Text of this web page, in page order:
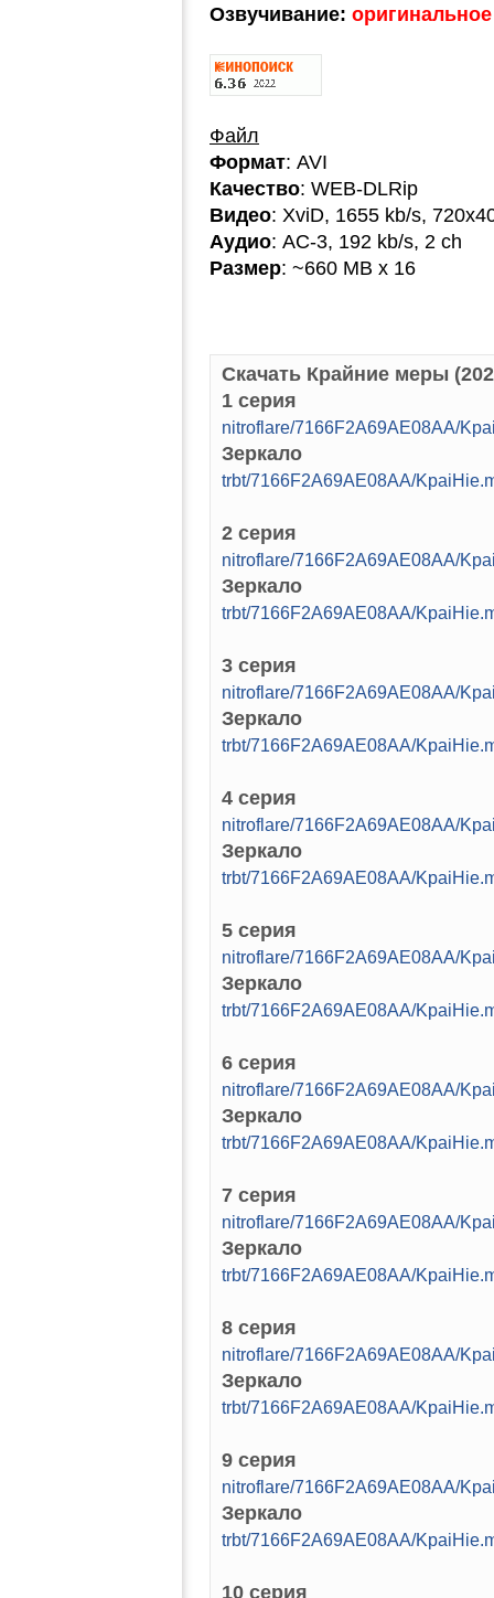
Озвучивание:
Файл
Формат: AVI
Качество: WEB-DLRip
Видео: XviD, 1655 kb/s,
Аудио: AC-3, 192 kb/s, 2 ch
Размер: ~660 MB x 16
Скачать Крайние меры
1 серия
nitroflare/7166F2A69AE08AA/
Зеркало
trbt/7166F2A69AE08AA/
2 серия
nitroflare/7166F2A69AE08AA/
Зеркало
trbt/7166F2A69AE08AA/
3 серия
nitroflare/7166F2A69AE08AA/
Зеркало
trbt/7166F2A69AE08AA/
4 серия
nitroflare/7166F2A69AE08AA/
Зеркало
trbt/7166F2A69AE08AA/
5 серия
nitroflare/7166F2A69AE08AA/
Зеркало
trbt/7166F2A69AE08AA/
6 серия
nitroflare/7166F2A69AE08AA/
Зеркало
trbt/7166F2A69AE08AA/
7 серия
nitroflare/7166F2A69AE08AA/
Зеркало
trbt/7166F2A69AE08AA/
8 серия
nitroflare/7166F2A69AE08AA/
Зеркало
trbt/7166F2A69AE08AA/
9 серия
nitroflare/7166F2A69AE08AA/
Зеркало
trbt/7166F2A69AE08AA/
10 серия